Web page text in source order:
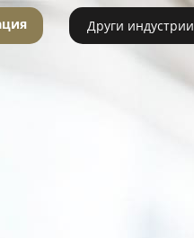
Други индустрии